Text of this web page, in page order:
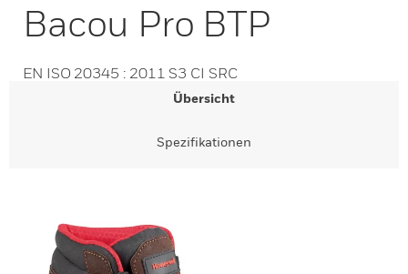
Bacou Pro BTP
EN ISO 20345 : 2011 S3 CI SRC
Übersicht
Spezifikationen